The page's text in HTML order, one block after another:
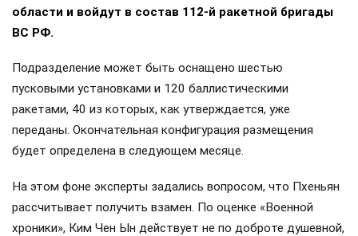
области и войдут в состав 112-й ракетной бригады
ВС РФ.
Подразделение может быть оснащено шестью
пусковыми установками и 120 баллистическими
ракетами, 40 из которых, как утверждается, уже
переданы. Окончательная конфигурация размещения
будет определена в следующем месяце.
На этом фоне эксперты задались вопросом, что Пхеньян
рассчитывает получить взамен. По оценке «Военной
хроники», Ким Чен Ын действует не по доброте душевной,